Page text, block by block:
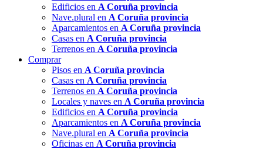
Edificios en A Coruña provincia
Nave.plural en A Coruña provincia
Aparcamientos en A Coruña provincia
Casas en A Coruña provincia
Terrenos en A Coruña provincia
Comprar
Pisos en A Coruña provincia
Casas en A Coruña provincia
Terrenos en A Coruña provincia
Locales y naves en A Coruña provincia
Edificios en A Coruña provincia
Aparcamientos en A Coruña provincia
Nave.plural en A Coruña provincia
Oficinas en A Coruña provincia